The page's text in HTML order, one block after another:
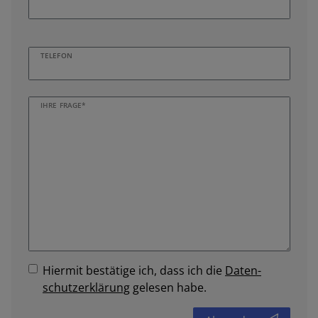
TELEFON
IHRE FRAGE*
Hiermit bestätige ich, dass ich die Daten­
schutz­erklärung gelesen habe.